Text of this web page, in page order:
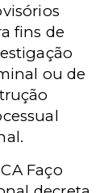
fins de
ou de
Faço